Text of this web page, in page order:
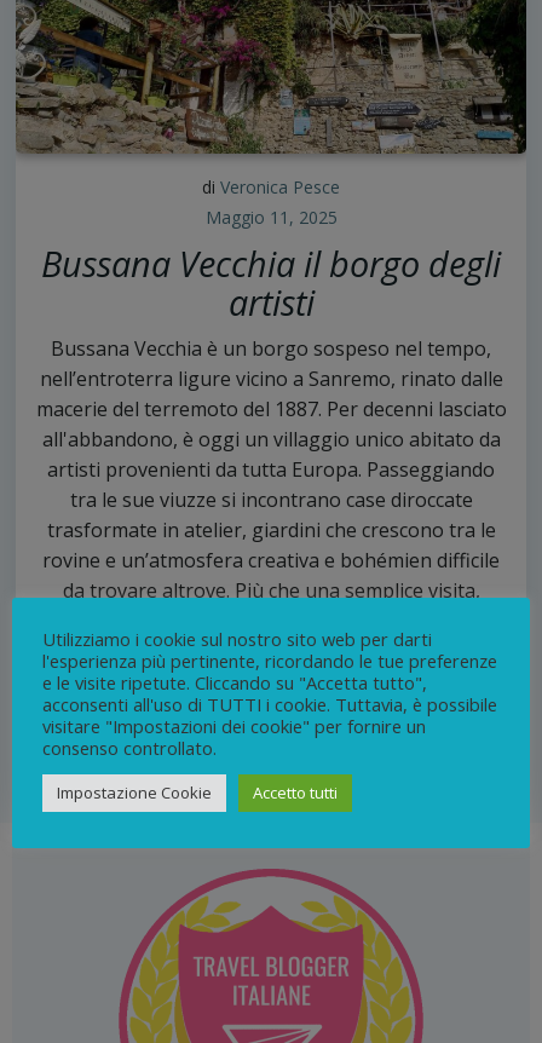
di Veronica Pesce
Maggio 11, 2025
Bussana Vecchia il borgo degli
artisti
Bussana Vecchia è un borgo sospeso nel tempo,
nell’entroterra ligure vicino a Sanremo, rinato dalle
macerie del terremoto del 1887. Per decenni lasciato
all'abbandono, è oggi un villaggio unico abitato da
artisti provenienti da tutta Europa. Passeggiando
tra le sue viuzze si incontrano case diroccate
trasformate in atelier, giardini che crescono tra le
rovine e un’atmosfera creativa e bohémien difficile
da trovare altrove. Più che una semplice visita,
arte, storia e decadenza si intrecciano e dove ogni
angolo sembra raccontare una rinascita
sorprendente.
10
Utilizziamo i cookie sul nostro sito web per darti
l'esperienza più pertinente, ricordando le tue preferenze
e le visite ripetute. Cliccando su "Accetta tutto",
acconsenti all'uso di TUTTI i cookie. Tuttavia, è possibile
visitare "Impostazioni dei cookie" per fornire un
consenso controllato.
Impostazione Cookie Accetto tutti